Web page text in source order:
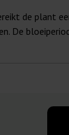
de plant
De